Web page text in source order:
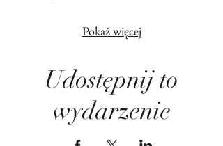
Pokaż więcej
Udostępnij to
wydarzenie